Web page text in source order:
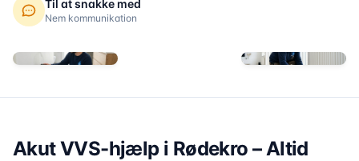
Til at snakke med
Nem kommunikation
Akut VVS-hjælp i Rødekro – Altid